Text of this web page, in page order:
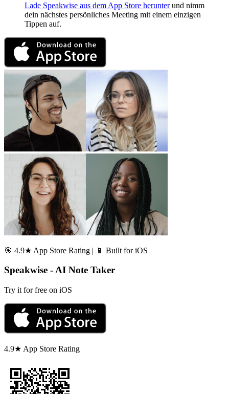
Lade Speakwise aus dem App Store herunterund nimm
dein nächstes persönliches Meeting mit einem einzigen
Tippen auf.
🎯 4.9★ App Store Rating | 📱 Built for iOS
Speakwise - AI Note Taker
Try it for free on iOS
4.9★ App Store Rating